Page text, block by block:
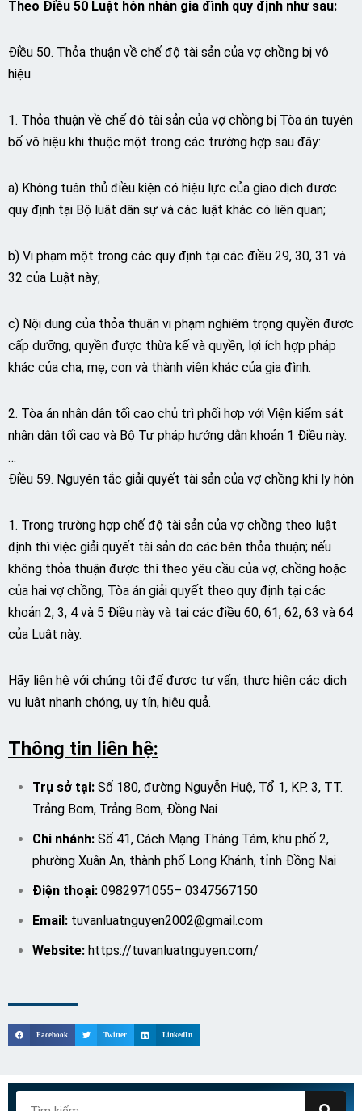
Theo Điều 50 Luật hôn nhân gia đình quy định như sau:
Điều 50. Thỏa thuận về chế độ tài sản của vợ chồng bị vô
hiệu
1. Thỏa thuận về chế độ tài sản của vợ chồng bị Tòa án tuyên
bố vô hiệu khi thuộc một trong các trường hợp sau đây:
a) Không tuân thủ điều kiện có hiệu lực của giao dịch được
quy định tại Bộ luật dân sự và các luật khác có liên quan;
b) Vi phạm một trong các quy định tại các điều 29, 30, 31 và
32 của Luật này;
c) Nội dung của thỏa thuận vi phạm nghiêm trọng quyền được
cấp dưỡng, quyền được thừa kế và quyền, lợi ích hợp pháp
khác của cha, mẹ, con và thành viên khác của gia đình.
2. Tòa án nhân dân tối cao chủ trì phối hợp với Viện kiểm sát
nhân dân tối cao và Bộ Tư pháp hướng dẫn khoản 1 Điều này.
…
Điều 59. Nguyên tắc giải quyết tài sản của vợ chồng khi ly hôn
1. Trong trường hợp chế độ tài sản của vợ chồng theo luật
định thì việc giải quyết tài sản do các bên thỏa thuận; nếu
không thỏa thuận được thì theo yêu cầu của vợ, chồng hoặc
của hai vợ chồng, Tòa án giải quyết theo quy định tại các
khoản 2, 3, 4 và 5 Điều này và tại các điều 60, 61, 62, 63 và 64
của Luật này.
Hãy liên hệ với chúng tôi để được tư vấn, thực hiện các dịch
vụ luật nhanh chóng, uy tín, hiệu quả.
Thông tin liên hệ:
Trụ sở tại: Số 180, đường Nguyễn Huệ, Tổ 1, KP. 3, TT.
Trảng Bom, Trảng Bom, Đồng Nai
Chi nhánh: Số 41, Cách Mạng Tháng Tám, khu phố 2,
phường Xuân An, thành phố Long Khánh, tỉnh Đồng Nai
Điện thoại: 0982971055– 0347567150
Email: tuvanluatnguyen2002@gmail.com
Website: https://tuvanluatnguyen.com/
Facebook Twitter LinkedIn